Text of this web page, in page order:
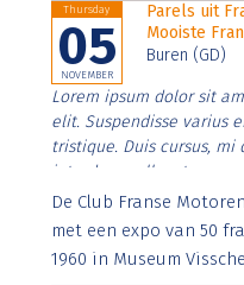
Thursday
05
NOVEMBER
Parels uit
Mooiste
Buren (GD)
Lorem ipsum dolor sit
elit. Suspendisse varius
tristique. Duis cursus,
interdum nulla, ut
Aenean faucibus nibh
imperdiet. Nunc ut sem
De Club Franse
met een expo van 50
1960 in Museum